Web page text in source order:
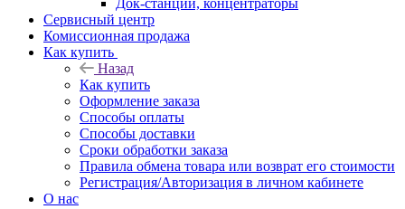
Док-станции, концентраторы
Сервисный центр
Комиссионная продажа
Как купить
Назад
Как купить
Оформление заказа
Способы оплаты
Способы доставки
Сроки обработки заказа
Правила обмена товара или возврат его стоимости
Регистрация/Авторизация в личном кабинете
О нас